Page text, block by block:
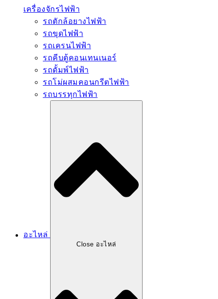
เครื่องจักรไฟฟ้า
รถตักล้อยางไฟฟ้า
รถขุดไฟฟ้า
รถเครนไฟฟ้า
รถคีบตู้คอนเทนเนอร์
รถดั้มพ์ไฟฟ้า
รถโม่ผสมคอนกรีตไฟฟ้า
รถบรรทุกไฟฟ้า
อะไหล่
Close อะไหล่